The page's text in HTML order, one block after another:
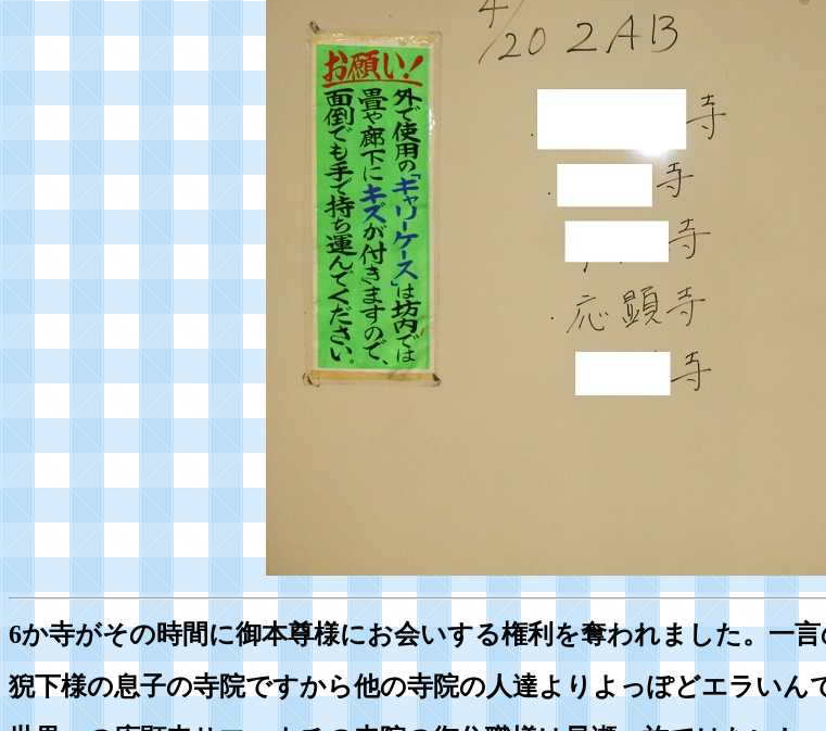
6か寺がその時間に御本尊様にお会いする権利を奪われました。一
猊下様の息子の寺院ですから他の寺院の人達よりよっぽどエラいん